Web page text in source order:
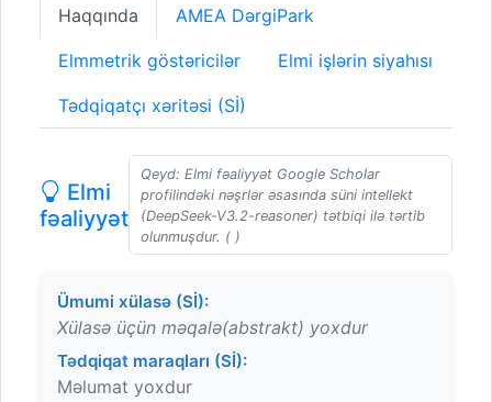
Haqqında AMEA DərgiPark
Elmmetrik göstəricilər Elmi işlərin siyahısı
Tədqiqatçı xəritəsi (Sİ)
Elmi
fəaliyyət
Qeyd: Elmi fəaliyyət Google Scholar
profilindəki nəşrlər əsasında süni intellekt
(DeepSeek-V3.2-reasoner) tətbiqi ilə tərtib
olunmuşdur. ( )
Ümumi xülasə (Sİ):
Xülasə üçün məqalə(abstrakt) yoxdur
Tədqiqat maraqları (Sİ):
Məlumat yoxdur